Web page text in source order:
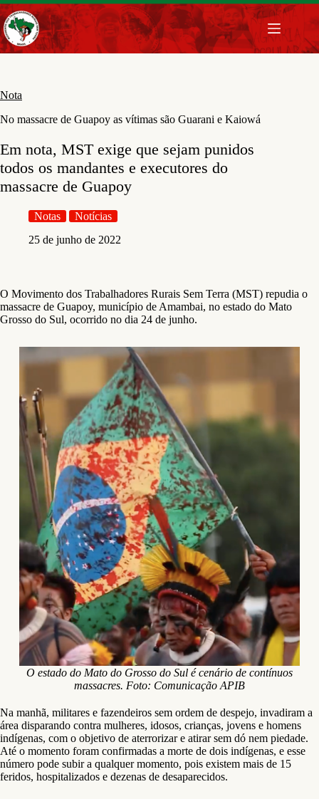
Pular
para
o
conteúdo
Nota
No massacre de Guapoy as vítimas são Guarani e Kaiowá
Em nota, MST exige que sejam punidos
todos os mandantes e executores do
massacre de Guapoy
Notas
Notícias
25 de junho de 2022
O Movimento dos Trabalhadores Rurais Sem Terra (MST) repudia o
massacre de Guapoy, município de Amambai, no estado do Mato
Grosso do Sul, ocorrido no dia 24 de junho.
O estado do Mato do Grosso do Sul é cenário de contínuos
massacres. Foto: Comunicação APIB
Na manhã, militares e fazendeiros sem ordem de despejo, invadiram a
área disparando contra mulheres, idosos, crianças, jovens e homens
indígenas, com o objetivo de aterrorizar e atirar sem dó nem piedade.
Até o momento foram confirmadas a morte de dois indígenas, e esse
número pode subir a qualquer momento, pois existem mais de 15
feridos, hospitalizados e dezenas de desaparecidos.